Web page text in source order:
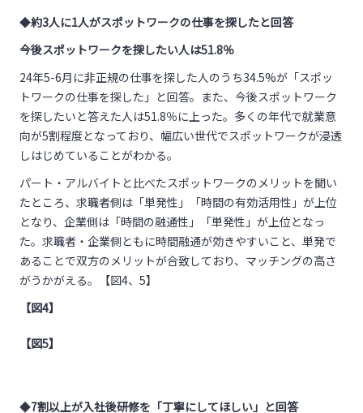
◆約3人に1人がスポットワークの仕事を探したと回答
今後スポットワークを探したい人は51.8％
24年5-6月に非正規の仕事を探した人のうち34.5%が「スポッ
トワークの仕事を探した」と回答。また、今後スポットワーク
を探したいと答えた人は51.8％に上った。多くの年代で就業意
向が5割程度となっており、幅広い世代でスポットワークが浸透
しはじめていることがわかる。
パート・アルバイトと比べたスポットワークのメリットを聞い
たところ、求職者側は「単発性」「時間の有効活用性」が上位
となり、企業側は「時間の融通性」「単発性」が上位となっ
た。求職者・企業側ともに時間融通が効きやすいこと、単発で
あることで双方のメリットが合致しており、マッチングの高さ
がうかがえる。【図4、5】
【図4】
【図5】
◆7割以上が入社後研修を「丁寧にしてほしい」と回答